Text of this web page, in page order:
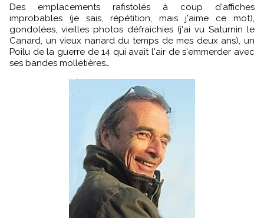
Des emplacements rafistolés à coup d'affiches
improbables (je sais, répétition, mais j'aime ce mot),
gondolées, vieilles photos défraichies (j'ai vu Saturnin le
Canard, un vieux nanard du temps de mes deux ans), un
Poilu de la guerre de 14 qui avait l'air de s'emmerder avec
ses bandes molletières…